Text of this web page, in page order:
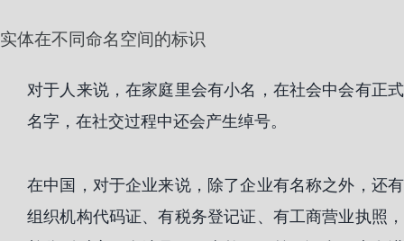
实体在不同命名空间的标识
对于人来说，在家庭里会有小名，在社会中会有正式
名字，在社交过程中还会产生绰号。
在中国，对于企业来说，除了企业有名称之外，还有
组织机构代码证、有税务登记证、有工商营业执照，